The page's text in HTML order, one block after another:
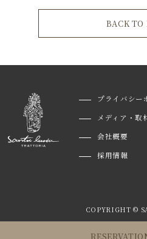
BACK
プライバシー
メディア・取
会社概要
採用情報
COPYRIGHT ©